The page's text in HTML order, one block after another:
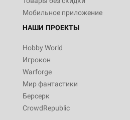
Мобильное приложение
НАШИ ПРОЕКТЫ
Hobby World
Игрокон
Warforge
Мир фантастики
Берсерк
CrowdRepublic